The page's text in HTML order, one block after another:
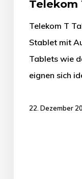
Telekom
Telekom T
Stablet mit
Tablets wie
eignen sich
22. Dezember